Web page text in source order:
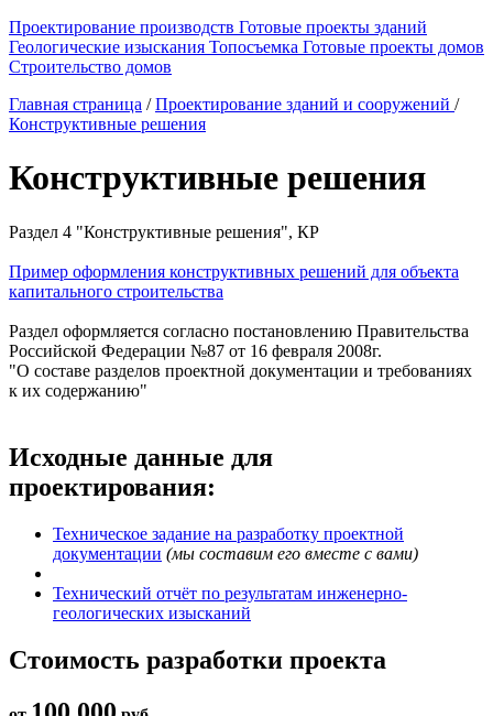
Проектирование производств Готовые проекты зданий
Геологические изыскания Топосъемка Готовые проекты домов
Строительство домов
Главная страница / Проектирование зданий и сооружений /
Конструктивные решения
Конструктивные решения
Раздел 4 "Конструктивные решения", КР
Пример оформления конструктивных решений для объекта
капитального строительства
Раздел оформляется согласно постановлению Правительства
Российской Федерации №87 от 16 февраля 2008г.
"О составе разделов проектной документации и требованиях
к их содержанию"
Исходные данные для
проектирования:
Техническое задание на разработку проектной
документации (мы составим его вместе с вами)
Технический отчёт по результатам инженерно-
геологических изысканий
Стоимость разработки проекта